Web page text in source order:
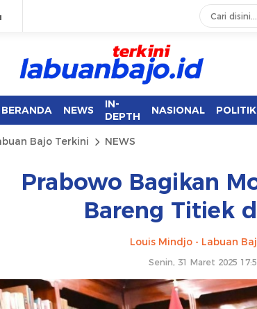
Bajo Terkini
& Berimbang
BERANDA NEWS
IN-
DEPTH
NASIONAL POLITIK
Bajo Terkini NEWS
Prabowo Bagikan
Bareng Titiek
Louis Mindjo - Labuan
Senin, 31 Maret 2025